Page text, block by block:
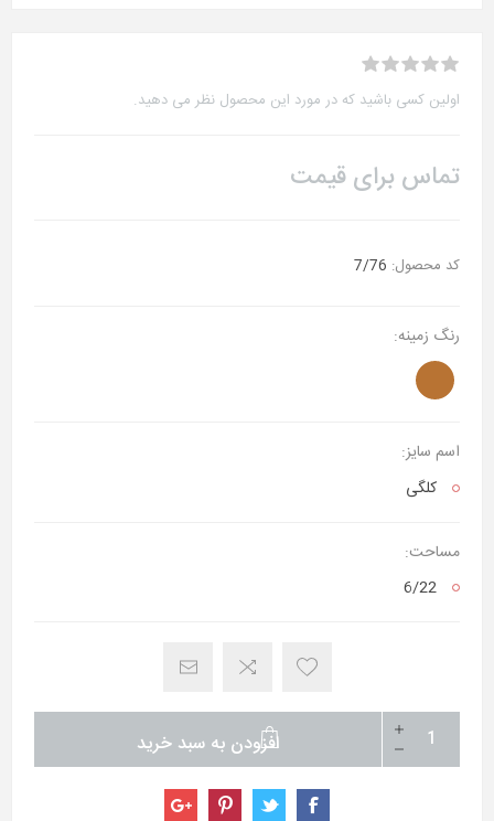
اولین کسی باشید که در مورد این محصول نظر می دهید.
تماس برای قیمت
کد محصول: 7/76
رنگ زمینه:
اسم سایز:
کلگی
مساحت:
6/22
افزودن به سبد خرید